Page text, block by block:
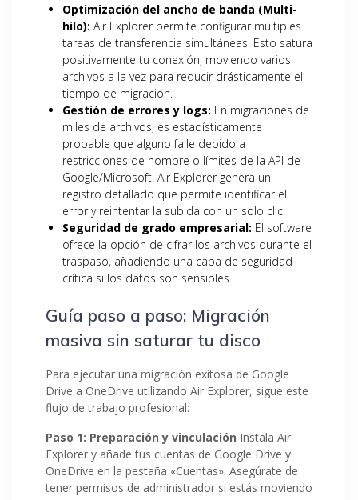
Optimización del ancho de banda (Multi-
hilo): Air Explorer permite configurar múltiples
tareas de transferencia simultáneas. Esto satura
positivamente tu conexión, moviendo varios
archivos a la vez para reducir drásticamente el
tiempo de migración.
Gestión de errores y logs: En migraciones de
miles de archivos, es estadísticamente
probable que alguno falle debido a
restricciones de nombre o límites de la API de
Google/Microsoft. Air Explorer genera un
registro detallado que permite identificar el
error y reintentar la subida con un solo clic.
Seguridad de grado empresarial: El software
ofrece la opción de cifrar los archivos durante el
traspaso, añadiendo una capa de seguridad
crítica si los datos son sensibles.
Guía paso a paso: Migración
masiva sin saturar tu disco
Para ejecutar una migración exitosa de Google
Drive a OneDrive utilizando Air Explorer, sigue este
flujo de trabajo profesional:
Paso 1: Preparación y vinculación Instala Air
Explorer y añade tus cuentas de Google Drive y
OneDrive en la pestaña «Cuentas». Asegúrate de
tener permisos de administrador si estás moviendo